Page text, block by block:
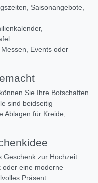
Saisonangebote,
Events oder
Sie Ihre Botschaften
sind beidseitig
Ablagen für Kreide,
Geschenk zur Hochzeit:
oder eine moderne
Präsent.